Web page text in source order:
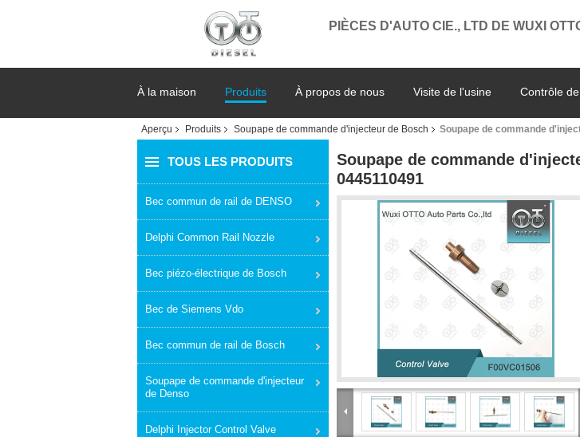
PIÈCES D'AUTO CIE., LTD DE WUXI
À la maison Produits À propos de nous Visite de l'usine Contrôle
Aperçu Produits Soupape de commande d'injecteur de Bosch Soupape de commande
TOUS LES PRODUITS
Bec commun de rail de DENSO
Delphi Common Rail Nozzle
Bec piézo-électrique de Bosch
Bec de Siemens Vdo
Bec commun de rail de Bosch
Soupape de commande d'injecteur
de Denso
Delphi Injector Control Valve
Soupape de commande
0445110491